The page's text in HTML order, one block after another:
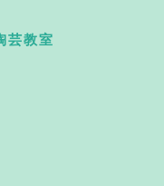
芸教室